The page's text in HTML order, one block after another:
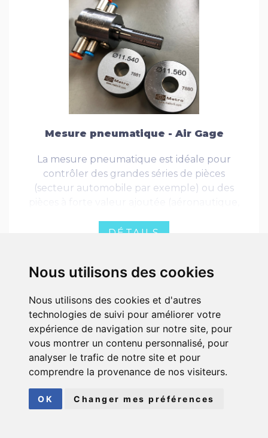
Nous utilisons des cookies
Nous utilisons des cookies et d'autres
technologies de suivi pour améliorer votre
expérience de navigation sur notre site, pour
vous montrer un contenu personnalisé, pour
analyser le trafic de notre site et pour
comprendre la provenance de nos visiteurs.
OK Changer mes préférences
Mesure pneumatique - Air Gage
La mesure pneumatique est idéale pour
contrôler des grandes séries de pièces
(secteur automobile par exemple) ou des
DÉTAILS